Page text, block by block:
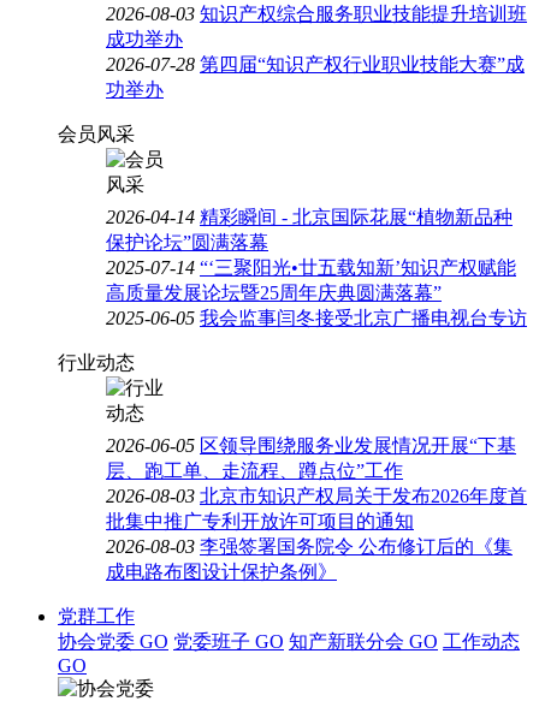
2026-08-03 知识产权综合服务职业技能提升培训班
成功举办
2026-07-28 第四届“知识产权行业职业技能大赛”成
功举办
会员风采
2026-04-14 精彩瞬间 - 北京国际花展“植物新品种
保护论坛”圆满落幕
2025-07-14 “‘三聚阳光•廿五载知新’知识产权赋能
高质量发展论坛暨25周年庆典圆满落幕”
2025-06-05 我会监事闫冬接受北京广播电视台专访
行业动态
2026-06-05 区领导围绕服务业发展情况开展“下基
层、跑工单、走流程、蹲点位”工作
2026-08-03 北京市知识产权局关于发布2026年度首
批集中推广专利开放许可项目的通知
2026-08-03 李强签署国务院令 公布修订后的《集
成电路布图设计保护条例》
党群工作
协会党委 GO 党委班子 GO 知产新联分会 GO 工作动态
GO